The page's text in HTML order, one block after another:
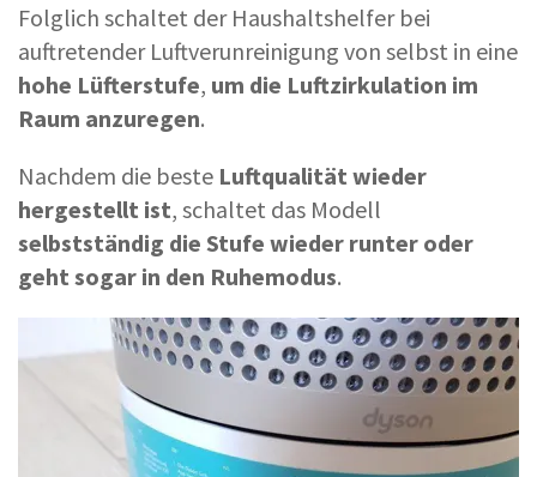
Folglich schaltet der Haushaltshelfer bei
auftretender Luftverunreinigung von selbst in eine
hohe Lüfterstufe, um die Luftzirkulation im
Raum anzuregen.
Nachdem die beste Luftqualität wieder
hergestellt ist, schaltet das Modell
selbstständig die Stufe wieder runter oder
geht sogar in den Ruhemodus.